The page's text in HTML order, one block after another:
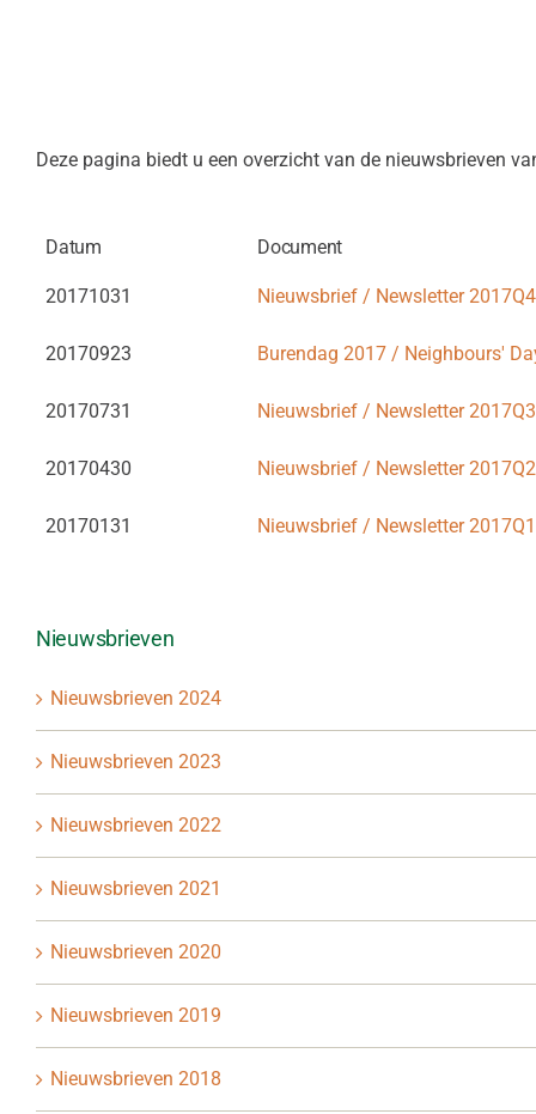
Deze pagina biedt u een overzicht van de nieuwsbrieven
Datum Document
20171031 Nieuwsbrief / Newsletter 2017Q4
20170923 Burendag 2017 / Neighbours'
20170731 Nieuwsbrief / Newsletter 2017Q3
20170430 Nieuwsbrief / Newsletter 2017Q2
20170131 Nieuwsbrief / Newsletter 2017Q1
Nieuwsbrieven
Nieuwsbrieven 2024
Nieuwsbrieven 2023
Nieuwsbrieven 2022
Nieuwsbrieven 2021
Nieuwsbrieven 2020
Nieuwsbrieven 2019
Nieuwsbrieven 2018